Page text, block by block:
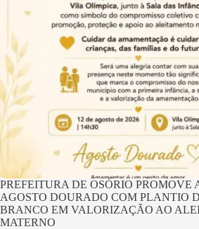
PREFEITURA DE OSÓRIO PROMOVE
AGOSTO DOURADO COM PLANTIO
BRANCO EM VALORIZAÇÃO AO
MATERNO